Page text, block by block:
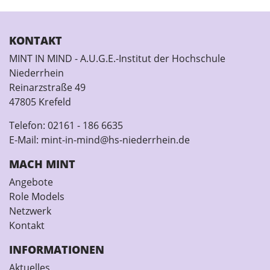
KONTAKT
MINT IN MIND - A.U.G.E.-Institut der Hochschule
Niederrhein
Reinarzstraße 49
47805 Krefeld
Telefon: 02161 - 186 6635
E-Mail: mint-in-mind@hs-niederrhein.de
MACH MINT
Angebote
Role Models
Netzwerk
Kontakt
INFORMATIONEN